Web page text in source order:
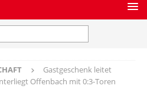
Gastgeschenk leitet
Offenbach mit 0:3-Toren